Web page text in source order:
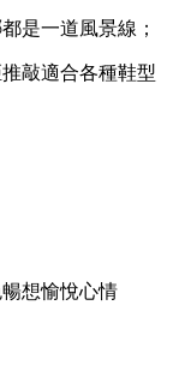
一道風景線；
推敲適合各種鞋型
暢想愉悅心情